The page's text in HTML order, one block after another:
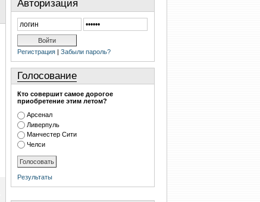
Авторизация
Регистрация | Забыли пароль?
Голосование
Кто совершит самое дорогое
приобретение этим летом?
Арсенал
Ливерпуль
Манчестер Сити
Челси
Результаты